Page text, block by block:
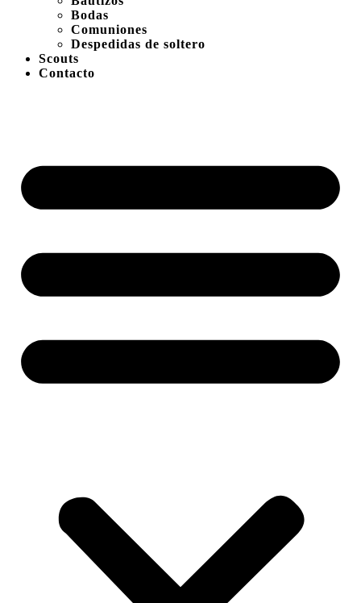
Bodas
Comuniones
Despedidas de soltero
Scouts
Contacto